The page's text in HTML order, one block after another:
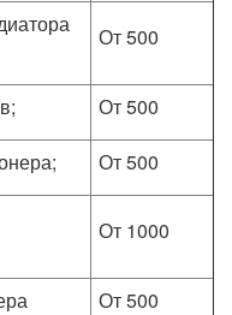
От 500
От 500
От 500
От 1000
От 500